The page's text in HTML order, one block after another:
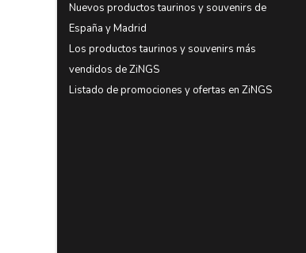
Nuevos productos taurinos y souvenirs de
España y Madrid
Los productos taurinos y souvenirs más
vendidos de ZiNGS
Listado de promociones y ofertas en ZiNGS